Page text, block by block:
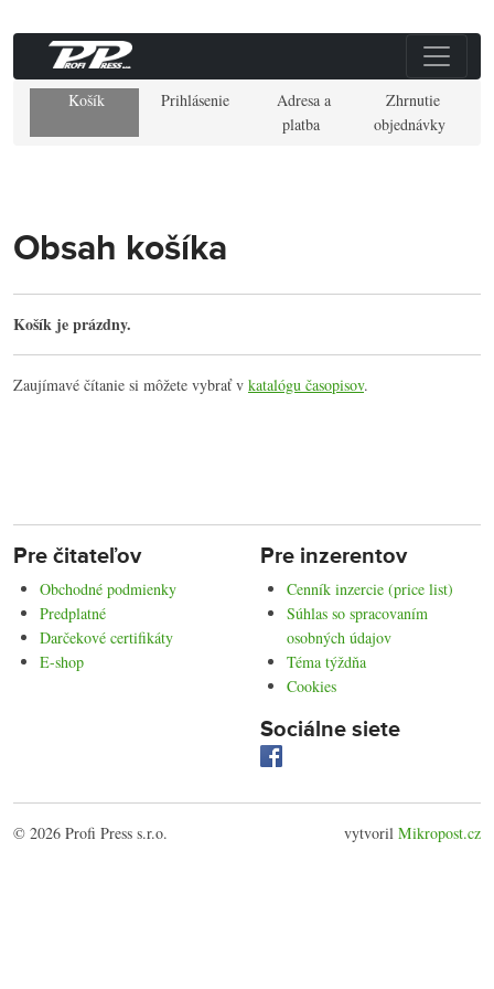
Košík Prihlásenie
Adresa a
platba
Zhrnutie
objednávky
Obsah košíka
Košík je prázdny.
Zaujímavé čítanie si môžete vybrať v katalógu časopisov.
Pre čitateľov
Obchodné podmienky
Predplatné
Darčekové certifikáty
E-shop
Pre inzerentov
Cenník inzercie (price list)
Súhlas so spracovaním
osobných údajov
Téma týždňa
Cookies
Sociálne siete
© 2026 Profi Press s.r.o. vytvoril Mikropost.cz